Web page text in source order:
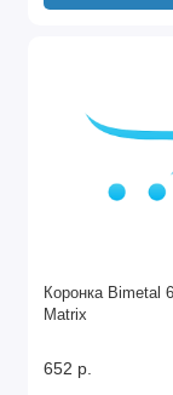
Коронка Bimetal
Matrix
652 р.